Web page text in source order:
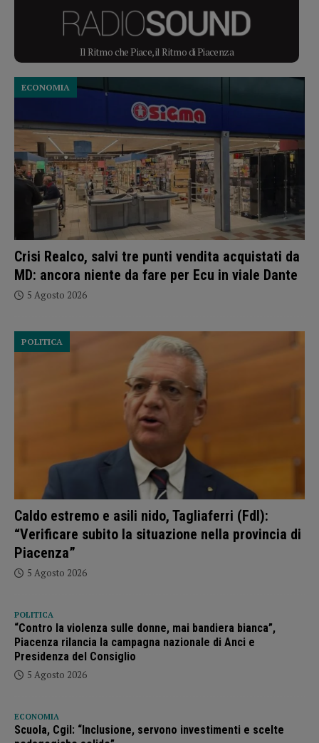
Il Ritmo che Piace, il Ritmo di Piacenza
Crisi Realco, salvi tre punti vendita acquistati da
MD: ancora niente da fare per Ecu in viale Dante
ECONOMIA
5 Agosto 2026
Caldo estremo e asili nido, Tagliaferri (FdI):
“Verificare subito la situazione nella provincia di
Piacenza”
POLITICA
5 Agosto 2026
POLITICA
“Contro la violenza sulle donne, mai bandiera bianca”,
Piacenza rilancia la campagna nazionale di Anci e
Presidenza del Consiglio
5 Agosto 2026
ECONOMIA
Scuola, Cgil: “Inclusione, servono investimenti e scelte